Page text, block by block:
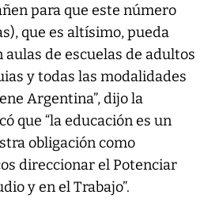
para que este número
que es altísimo, pueda
aulas de escuelas de adultos
y todas las modalidades
Argentina”, dijo la
que “la educación es un
obligación como
direccionar el Potenciar
y en el Trabajo”.